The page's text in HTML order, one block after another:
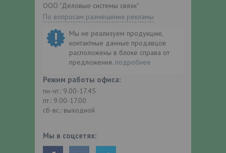
ООО "Деловые системы связи"
По вопросам размещения рекламы
Мы не реализуем продукцию,
контактные данные продавцов
расположены в блоке справа от
предложения. подробнее
Режим работы офиса:
пн-чт.: 9.00-17.45
пт.: 9.00-17.00
сб-вс.: выходной
Мы в соцсетях: